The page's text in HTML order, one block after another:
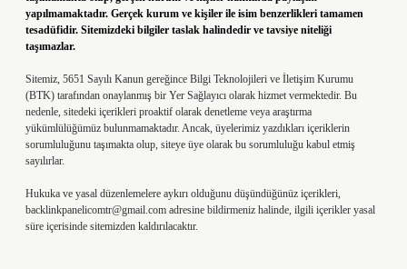
yapılmamaktadır. Gerçek kurum ve kişiler ile isim benzerlikleri tamamen
tesadüfidir. Sitemizdeki bilgiler taslak halindedir ve tavsiye niteliği
taşımazlar.
Sitemiz, 5651 Sayılı Kanun gereğince Bilgi Teknolojileri ve İletişim Kurumu
(BTK) tarafından onaylanmış bir Yer Sağlayıcı olarak hizmet vermektedir. Bu
nedenle, sitedeki içerikleri proaktif olarak denetleme veya araştırma
yükümlülüğümüz bulunmamaktadır. Ancak, üyelerimiz yazdıkları içeriklerin
sorumluluğunu taşımakta olup, siteye üye olarak bu sorumluluğu kabul etmiş
sayılırlar.
Hukuka ve yasal düzenlemelere aykırı olduğunu düşündüğünüz içerikleri,
backlinkpanelicomtr@gmail.com adresine bildirmeniz halinde, ilgili içerikler yasal
süre içerisinde sitemizden kaldırılacaktır.